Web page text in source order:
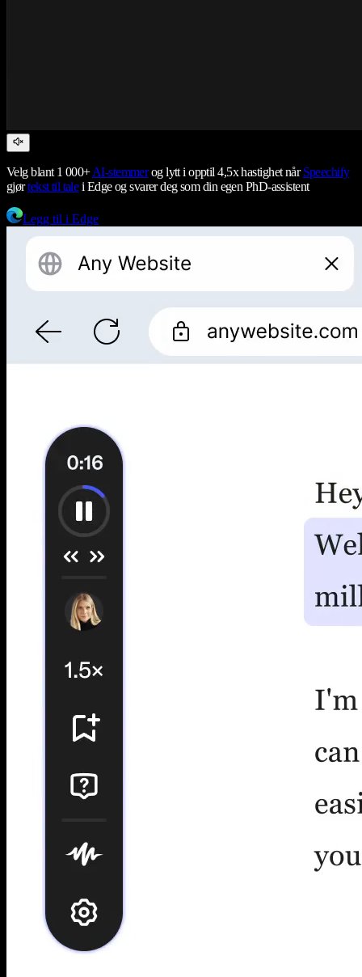
Velg blant 1 000+AI-stemmerog lytt i opptil 4,5x hastighet nårSpeechify
gjørtekst til talei Edge og svarer deg som din egen PhD-assistent
Legg til i Edge